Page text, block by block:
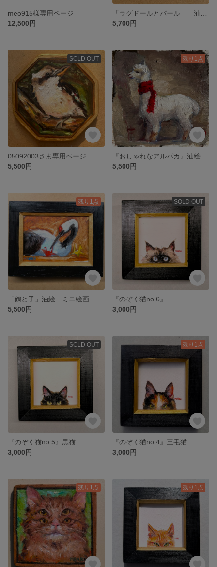
meo915様専用ページ
12,500円
5,700円
SOLD OUT
05092003さま専用ページ
5,500円
残り1点
5,500円
残り1点
「鶴と子」油絵 ミニ絵画
5,500円
SOLD OUT
『のぞく猫no.6』
3,000円
SOLD OUT
『のぞく猫no.5』黒猫
3,000円
残り1点
『のぞく猫no.4』三毛猫
3,000円
残り1点 残り1点